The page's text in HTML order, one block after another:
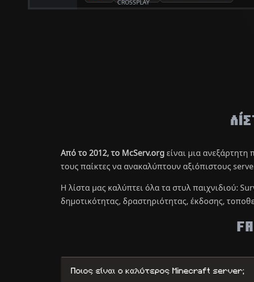
Από το 2012, το McServ.orgείναι μια
τους παίκτες να ανακαλύπτουν αξιόπιστους
Η λίστα μας καλύπτει όλα τα στυλ παιχνιδιού:
δημοτικότητας, δραστηριότητας, έκδοσης,
Ποιος είναι ο καλύτερος Minecraft server;